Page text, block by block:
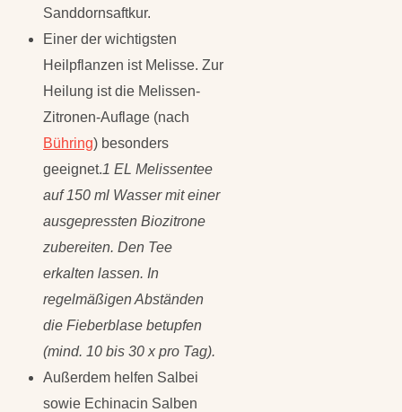
Sanddornsaftkur.
Einer der wichtigsten
Heilpflanzen ist Melisse. Zur
Heilung ist die Melissen-
Zitronen-Auflage (nach
Bühring) besonders
geeignet.1 EL Melissentee
auf 150 ml Wasser mit einer
ausgepressten Biozitrone
zubereiten. Den Tee
erkalten lassen. In
regelmäßigen Abständen
die Fieberblase betupfen
(mind. 10 bis 30 x pro Tag).
Außerdem helfen Salbei
sowie Echinacin Salben